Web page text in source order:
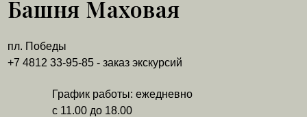
График работы: ежедневно
с 11.00 до 18.00
Башня Маховая
пл. Победы
+7 4812 33-95-85 - заказ экскурсий